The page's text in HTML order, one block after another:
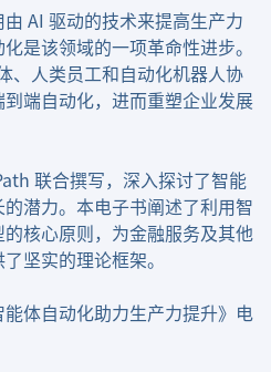
AI 驱动的技术来提高生产力
是该领域的一项革命性进步。
、人类员工和自动化机器人协
端自动化，进而重塑企业发展
联合撰写，深入探讨了智能
潜力。本电子书阐述了利用智
核心原则，为金融服务及其他
坚实的理论框架。
体自动化助力生产力提升》电